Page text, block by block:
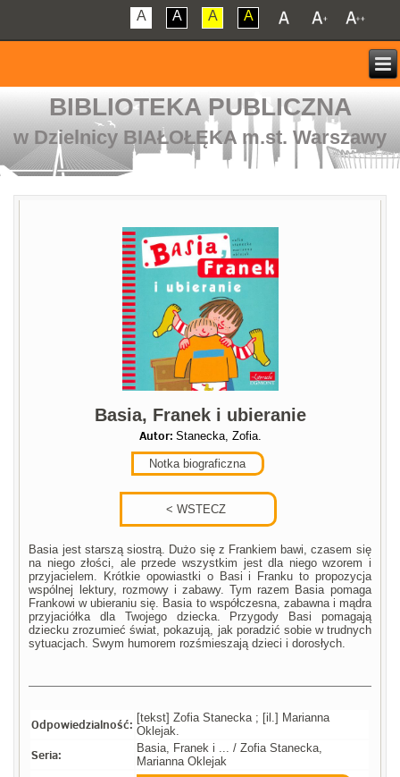
A A A A
BIBLIOTEKA PUBLICZNA
w Dzielnicy BIAŁOŁĘKA m.st. Warszawy
Basia, Franek i ubieranie
Autor: Stanecka, Zofia.
Notka biograficzna
Basia jest starszą siostrą. Dużo się z Frankiem bawi, czasem się
na niego złości, ale przede wszystkim jest dla niego wzorem i
przyjacielem. Krótkie opowiastki o Basi i Franku to propozycja
wspólnej lektury, rozmowy i zabawy. Tym razem Basia pomaga
Frankowi w ubieraniu się. Basia to współczesna, zabawna i mądra
przyjaciółka dla Twojego dziecka. Przygody Basi pomagają
dziecku zrozumieć świat, pokazują, jak poradzić sobie w trudnych
sytuacjach. Swym humorem rozśmieszają dzieci i dorosłych.
Odpowiedzialność: [tekst] Zofia Stanecka ; [il.] Marianna
Oklejak.
Seria:
Basia, Franek i ... / Zofia Stanecka,
Marianna Oklejak